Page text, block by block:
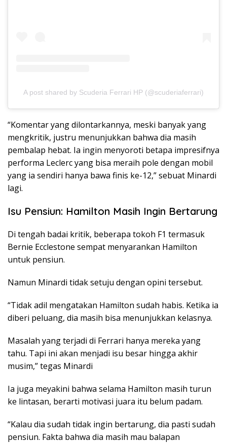
A post shared by Scuderia Ferrari HP (@scuderiaferrari)
“Komentar yang dilontarkannya, meski banyak yang
mengkritik, justru menunjukkan bahwa dia masih
pembalap hebat. Ia ingin menyoroti betapa impresifnya
performa Leclerc yang bisa meraih pole dengan mobil
yang ia sendiri hanya bawa finis ke-12,” sebuat Minardi
lagi.
Isu Pensiun: Hamilton Masih Ingin Bertarung
Di tengah badai kritik, beberapa tokoh F1 termasuk
Bernie Ecclestone sempat menyarankan Hamilton
untuk pensiun.
Namun Minardi tidak setuju dengan opini tersebut.
“Tidak adil mengatakan Hamilton sudah habis. Ketika ia
diberi peluang, dia masih bisa menunjukkan kelasnya.
Masalah yang terjadi di Ferrari hanya mereka yang
tahu. Tapi ini akan menjadi isu besar hingga akhir
musim,” tegas Minardi
Ia juga meyakini bahwa selama Hamilton masih turun
ke lintasan, berarti motivasi juara itu belum padam.
“Kalau dia sudah tidak ingin bertarung, dia pasti sudah
pensiun. Fakta bahwa dia masih mau balapan